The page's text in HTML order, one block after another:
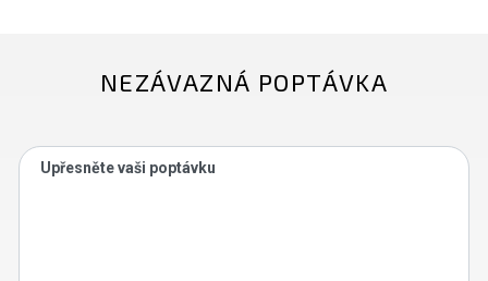
NEZÁVAZNÁ POPTÁVKA
Upřesněte vaši poptávku